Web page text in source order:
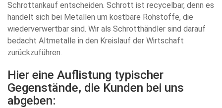
Schrottankauf entscheiden. Schrott ist recycelbar, denn es
handelt sich bei Metallen um kostbare Rohstoffe, die
wiederverwertbar sind. Wir als Schrotthändler sind darauf
bedacht Altmetalle in den Kreislauf der Wirtschaft
zurückzuführen.
Hier eine Auflistung typischer
Gegenstände, die Kunden bei uns
abgeben: